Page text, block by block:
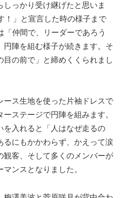
っかり受け継げたと思いま
！」と宣言した時の様子まで
仲間で、リーダーであろう
円陣を組む様子が続きます。そ
目の前で」と締めくくられまし
ース生地を使った片袖ドレスで
ステージで円陣を組みます。
を入れると「人はなぜ走るの
るにもかかわらず、かえって涙
観客、そして多くのメンバーが
ンスとなりました。